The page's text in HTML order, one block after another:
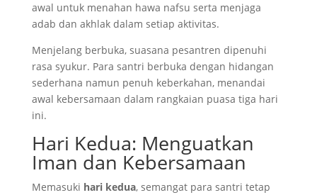
awal untuk menahan hawa nafsu serta menjaga
adab dan akhlak dalam setiap aktivitas.
Menjelang berbuka, suasana pesantren dipenuhi
rasa syukur. Para santri berbuka dengan hidangan
sederhana namun penuh keberkahan, menandai
awal kebersamaan dalam rangkaian puasa tiga hari
ini.
Hari Kedua: Menguatkan
Iman dan Kebersamaan
Memasuki hari kedua, semangat para santri tetap